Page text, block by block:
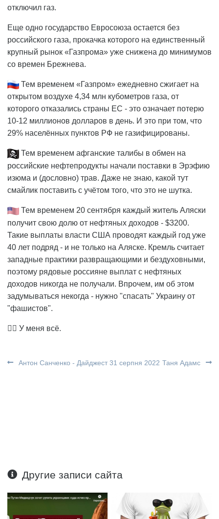
отключил газ.
Еще одно государство Евросоюза остается без
российского газа, прокачка которого на единственный
крупный рынок «Газпрома» уже снижена до минимумов
со времен Брежнева.
Тем временем «Газпром» ежедневно сжигает на
открытом воздухе 4,34 млн кубометров газа, от
которого отказались страны ЕС - это означает потерю
10-12 миллионов долларов в день. И это при том, что
29% населённых пунктов РФ не газифицированы.
Тем временем афганские талибы в обмен на
российские нефтепродукты начали поставки в Эрэфию
изюма и (дословно) трав. Даже не знаю, какой тут
смайлик поставить с учётом того, что это не шутка.
Тем временем 20 сентября каждый житель Аляски
получит свою долю от нефтяных доходов - $3200.
Такие выплаты власти США проводят каждый год уже
40 лет подряд - и не только на Аляске. Кремль считает
западные практики развращающими и бездуховными,
поэтому рядовые россияне выплат с нефтяных
доходов никогда не получали. Впрочем, им об этом
задумываться некогда - нужно "спасать" Украину от
"фашистов".
🤷‍♂️ У меня всё.
Антон Санченко - Дайджест 31 серпня 2022 Таня Адамс
Другие записи сайта